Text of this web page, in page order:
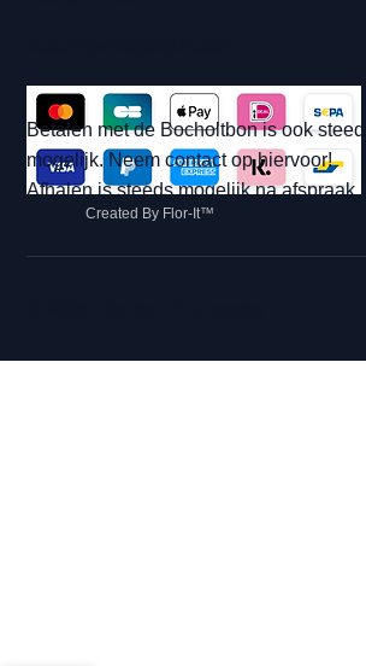
Betalen met de Bocholtbon is ook steeds
mogelijk. Neem contact op hiervoor!
Afhalen is steeds mogelijk na afspraak.
Created By Flor-It™